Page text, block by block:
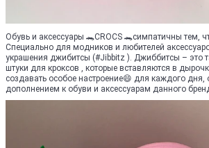
Обувь и аксессуары 🐊CRОCS 🐊симпатичны тем,
Специально для модников и любителей
украшения джибитсы (#Jibbitz ). Джиббитсы – это
штуки для кроксов , которые вставляются в
создавать особое настроение😄 для каждого
дополнением к обуви и аксессуарам данного